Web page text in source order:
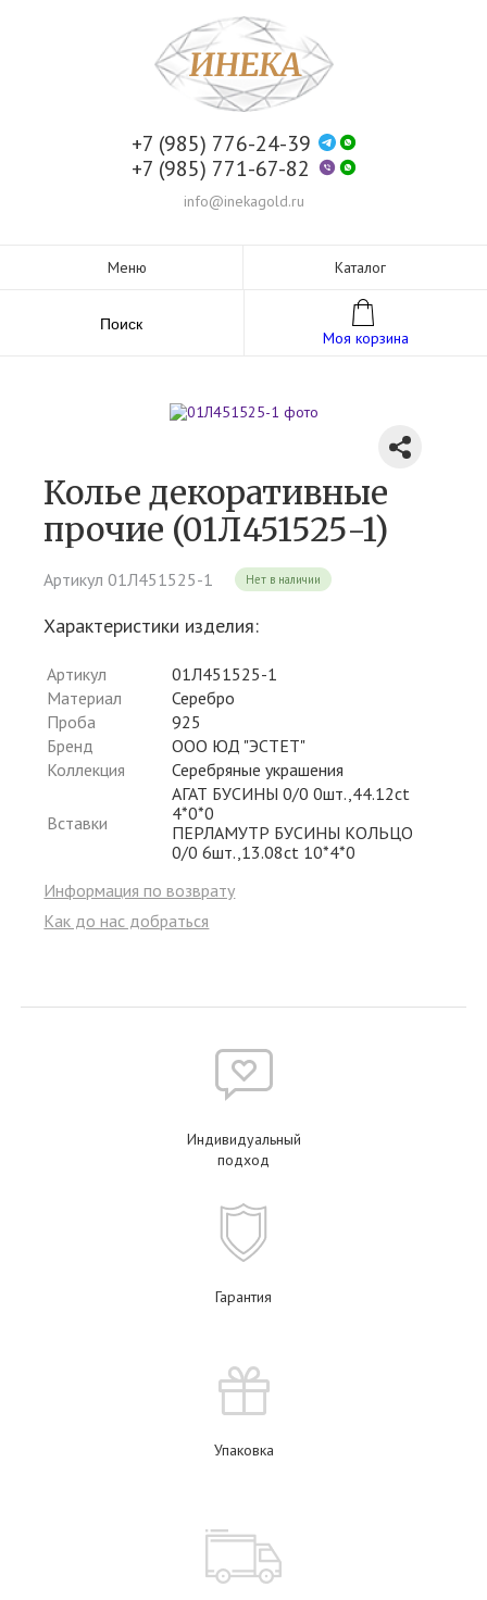
+7 (985) 776-24-39
+7 (985) 771-67-82
info@inekagold.ru
Меню Каталог
Поиск
Моя корзина
Колье декоративные
прочие (01Л451525-1)
Артикул 01Л451525-1 Нет в наличии
Характеристики изделия:
Артикул
01Л451525-1
Материал
Серебро
Проба
925
Бренд
ООО ЮД "ЭСТЕТ"
Коллекция
Серебряные украшения
Вставки
АГАТ БУСИНЫ 0/0 0шт.,44.12ct
4*0*0
ПЕРЛАМУТР БУСИНЫ КОЛЬЦО
0/0 6шт.,13.08ct 10*4*0
Информация по возврату
Как до нас добраться
Индивидуальный
подход
Гарантия
Упаковка